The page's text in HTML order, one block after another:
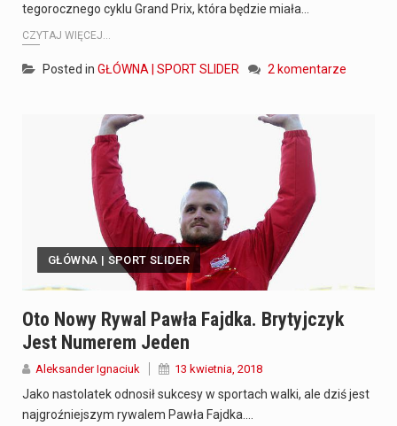
tegorocznego cyklu Grand Prix, która będzie miała…
CZYTAJ WIĘCEJ...
Posted in GŁÓWNA | SPORT SLIDER 2 komentarze
GŁÓWNA | SPORT SLIDER
Oto Nowy Rywal Pawła Fajdka. Brytyjczyk
Jest Numerem Jeden
Aleksander Ignaciuk 13 kwietnia, 2018
Jako nastolatek odnosił sukcesy w sportach walki, ale dziś jest
najgroźniejszym rywalem Pawła Fajdka.…